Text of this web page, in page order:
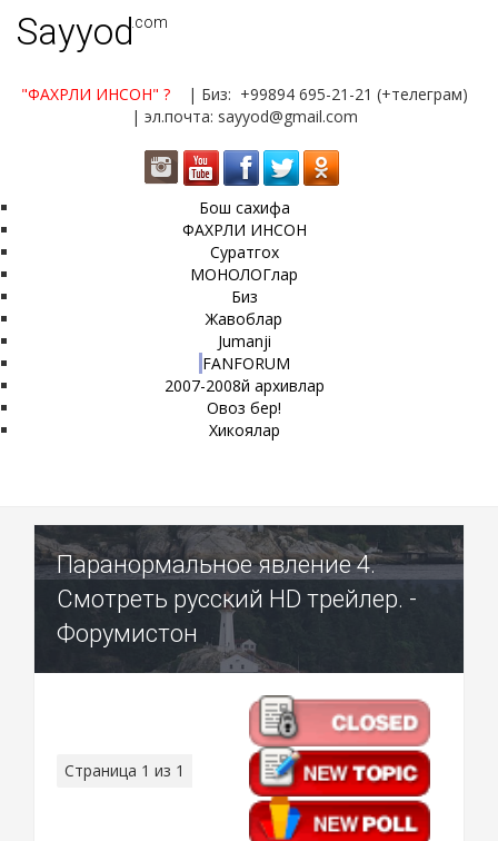
Sayyod.com
"ФАХРЛИ ИНСОН" ?
| Биз: +99894 695-21-21 (+телеграм)
| эл.почта: sayyod@gmail.com
Бош сахифа
ФАХРЛИ ИНСОН
Суратгох
МОНОЛОГлар
Биз
Жавоблар
Jumanji
FANFORUM
2007-2008й архивлар
Овоз бер!
Хикоялар
Паранормальное явление 4.
Смотреть русский HD трейлер. -
Форумистон
Страница 1 из 1